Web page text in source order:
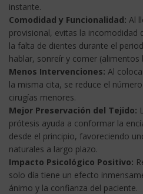
instante.
Comodidad y Funcionalidad: Al
provisional, evitas la incomodidad
la falta de dientes durante el
hablar, sonreír y comer (alimentos
Menos Intervenciones: Al
la misma cita, se reduce el
cirugías menores.
Mejor Preservación del Tejido:
prótesis ayuda a conformar la
desde el principio, favoreciendo
naturales a largo plazo.
Impacto Psicológico Positivo:
solo día tiene un efecto
ánimo y la confianza del paciente.